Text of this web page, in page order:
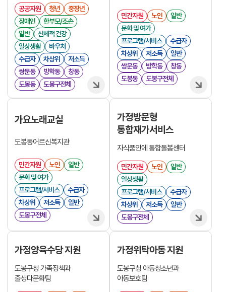
공공자원 청년
중장년
장애인
한부모/조손
일반
신체적 건강
일상생활
바우처
수급자
차상위
저소득
쌍문동
방학동
창동
도봉동
도봉구전체
민간자원 노인
일반
문화 및 여가
프로그램/서비스
수급자
차상위
저소득
일반
쌍문동
방학동
창동
도봉동
도봉구전체
가요노래교실
도봉동어르신복지관
민간자원 노인
일반
문화 및 여가
프로그램/서비스
수급자
차상위
저소득
일반
도봉구전체
가정방문형
통합재가서비스
자식품안에 통합돌봄센터
민간자원 노인
일반
일상생활
프로그램/서비스
수급자
차상위
저소득
일반
도봉구전체
가정양육수당 지원
도봉구청 가족정책과
출생다문화팀
가정위탁아동 지원
도봉구청 아동청소년과
아동보호팀